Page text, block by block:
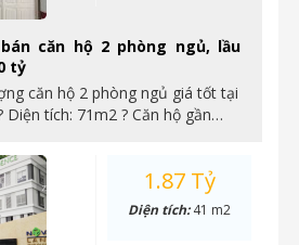
căn hộ 2 phòng ngủ, lầu
tỷ
căn hộ 2 phòng ngủ giá tốt tại
Diện tích: 71m2 ? Căn hộ gần…
1.87 Tỷ
Diện tích:41 m2